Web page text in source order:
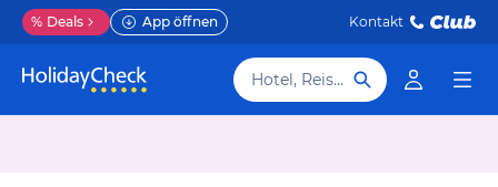
% Deals App öffnen Kontakt
Hotel, Reiseziel